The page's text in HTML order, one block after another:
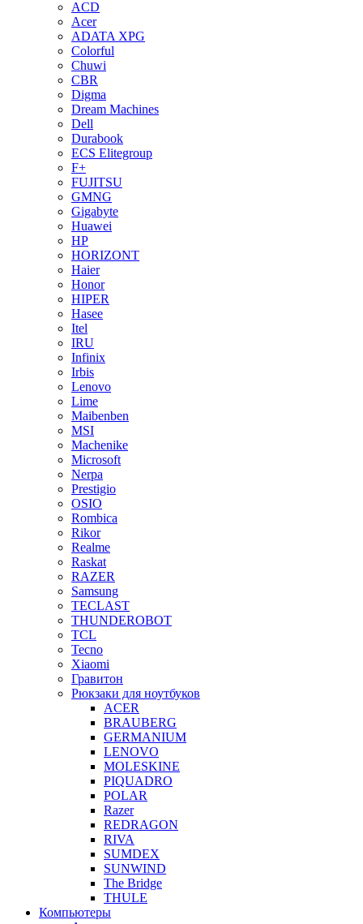
ACD
Acer
ADATA XPG
Colorful
Chuwi
CBR
Digma
Dream Machines
Dell
Durabook
ECS Elitegroup
F+
FUJITSU
GMNG
Gigabyte
Huawei
HP
HORIZONT
Haier
Honor
HIPER
Hasee
Itel
IRU
Infinix
Irbis
Lenovo
Lime
Maibenben
MSI
Machenike
Microsoft
Nerpa
Prestigio
OSIO
Rombica
Rikor
Realme
Raskat
RAZER
Samsung
TECLAST
THUNDEROBOT
TCL
Tecno
Xiaomi
Гравитон
Рюкзаки для ноутбуков
ACER
BRAUBERG
GERMANIUM
LENOVO
MOLESKINE
PIQUADRO
POLAR
Razer
REDRAGON
RIVA
SUMDEX
SUNWIND
The Bridge
THULE
Компьютеры